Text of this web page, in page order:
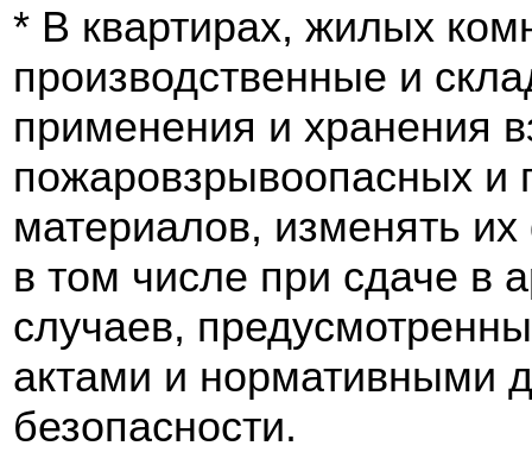
* В квартирах, жилых
производственные и
применения и хранения
пожаровзрывоопасных и
материалов, изменять
в том числе при сдаче в
случаев,
актами и нормативными
безопасности.